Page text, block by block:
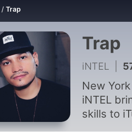
Trap
Trap
iNTEL
New
iNTEL
skills to iTunes.